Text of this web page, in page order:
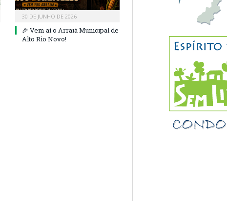
30 DE JUNHO DE 2026
🎉 Vem aí o Arraiá Municipal de
Alto Rio Novo!